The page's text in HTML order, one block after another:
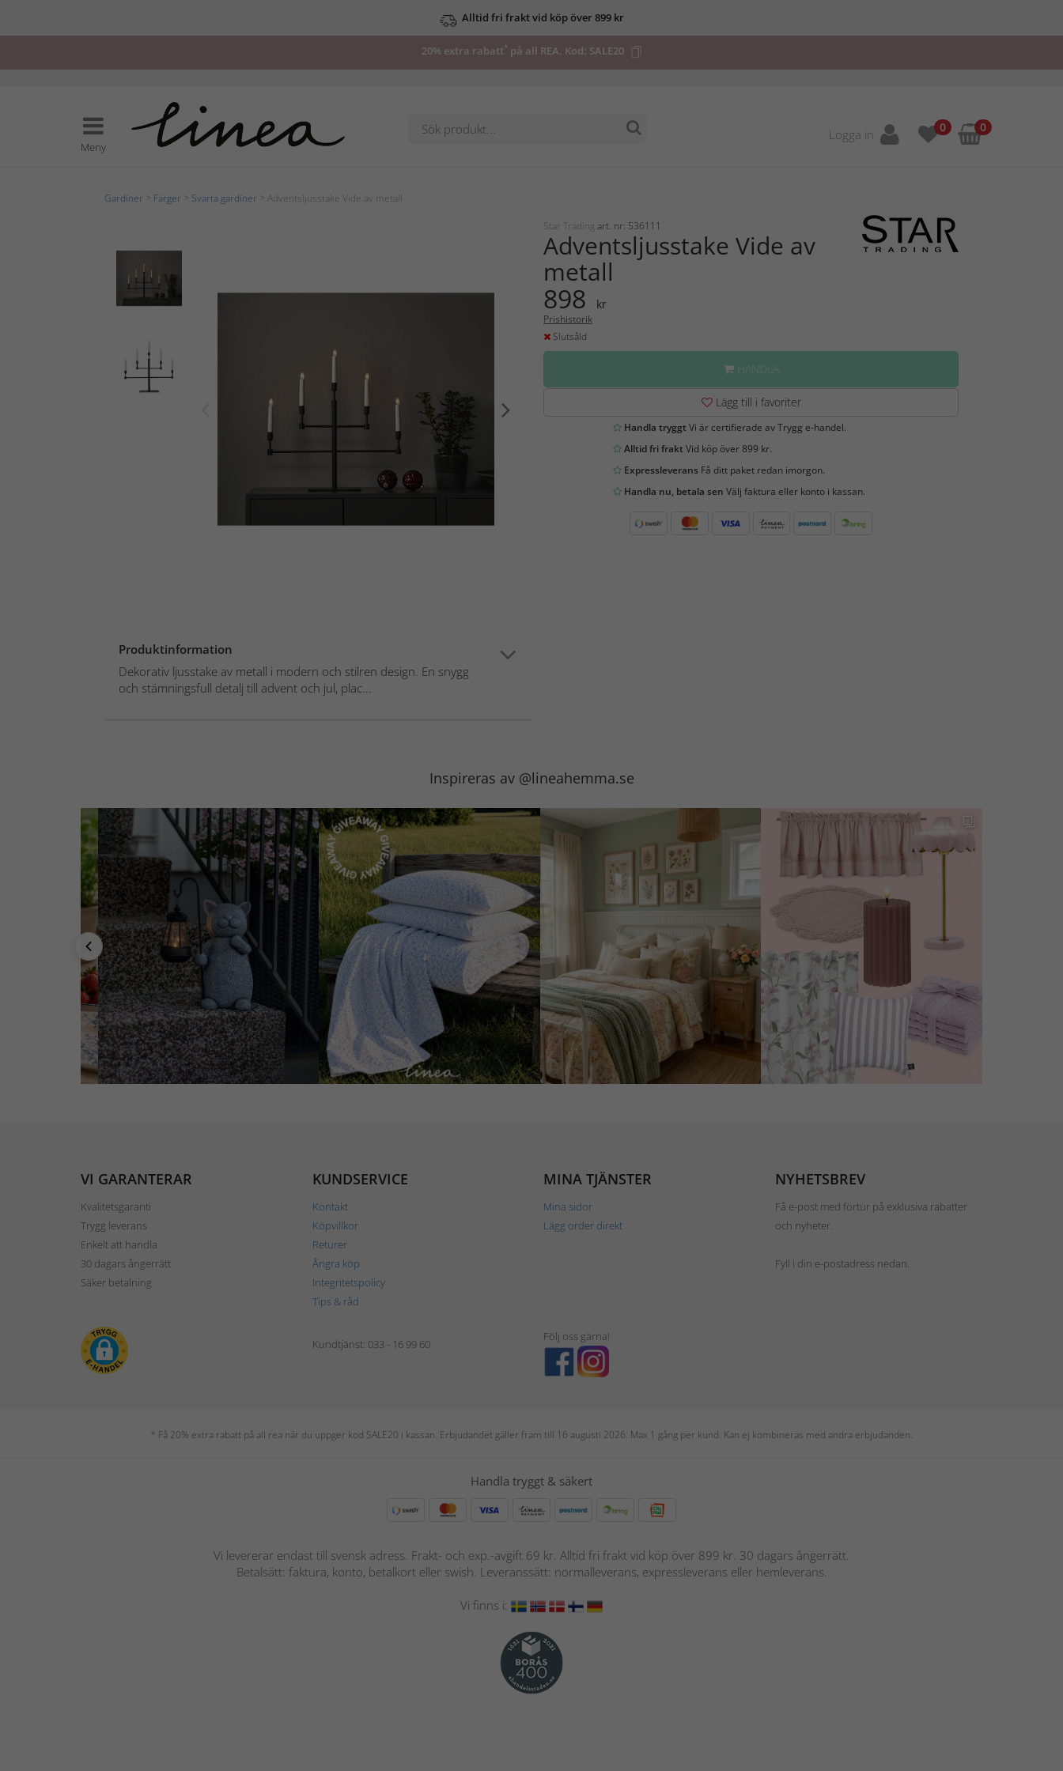
Alltid fri frakt vid köp över 899 kr
20% extra rabatt*på all REA. Kod: SALE20
Meny
Logga in 0 0
Gardiner Färger Svarta gardiner > Adventsljusstake Vide av metall
Produktinformation
Dekorativ ljusstake av metall i modern och stilren design. En snygg
och stämningsfull detalj till advent och jul, plac...
Star Trading art. nr: 536111
Adventsljusstake Vide av
metall
898 kr
Prishistorik
Slutsåld
HANDLA
Lägg till i favoriter
Handla tryggtVi är certifierade av Trygg e-handel.
Alltid fri fraktVid köp över 899 kr.
ExpressleveransFå ditt paket redan imorgon.
Handla nu, betala sen Välj faktura eller konto i kassan.
Inspireras av @lineahemma.se
VI GARANTERAR
Kvalitetsgaranti
Trygg leverans
Enkelt att handla
30 dagars ångerrätt
Säker betalning
KUNDSERVICE
Kontakt
Köpvillkor
Returer
Ångra köp
Integritetspolicy
Tips & råd
MINA TJÄNSTER
Mina sidor
Lägg order direkt
NYHETSBREV
Få e-post med förtur på exklusiva rabatter
och nyheter.
Fyll i din e-postadress nedan.
Kundtjänst: 033 - 16 99 60
Följ oss gärna!
* Få 20% extra rabatt på all rea när du uppger kod SALE20 i kassan. Erbjudandet gäller fram till 16 augusti 2026. Max 1 gång per kund. Kan ej kombineras med andra erbjudanden.
Handla tryggt & säkert
Vi levererar endast till svensk adress. Frakt- och exp.-avgift 69 kr. Alltid fri frakt vid köp över 899 kr. 30 dagars ångerrätt.
Betalsätt: faktura, konto, betalkort eller swish. Leveranssätt: normalleverans, expressleverans eller hemleverans.
Vi finns i: